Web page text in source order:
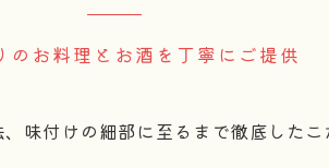
のお料理とお酒を丁寧にご提供
味付けの細部に至るまで徹底した